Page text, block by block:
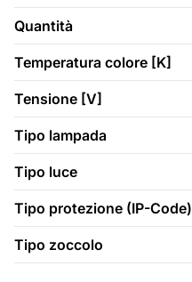
Quantità
Temperatura colore [K]
Tensione [V]
Tipo lampada
Tipo luce
Tipo protezione (IP-Code)
Tipo zoccolo